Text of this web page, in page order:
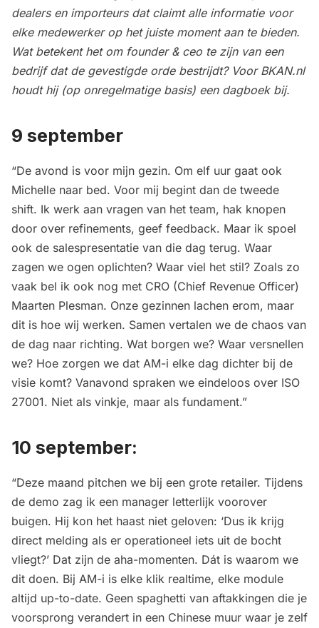
dealers en importeurs dat claimt alle informatie voor
elke medewerker op het juiste moment aan te bieden.
Wat betekent het om founder & ceo te zijn van een
bedrijf dat de gevestigde orde bestrijdt? Voor BKAN.nl
houdt hij (op onregelmatige basis) een dagboek bij.
9 september
“De avond is voor mijn gezin. Om elf uur gaat ook
Michelle naar bed. Voor mij begint dan de tweede
shift. Ik werk aan vragen van het team, hak knopen
door over refinements, geef feedback. Maar ik spoel
ook de salespresentatie van die dag terug. Waar
zagen we ogen oplichten? Waar viel het stil? Zoals zo
vaak bel ik ook nog met CRO (Chief Revenue Officer)
Maarten Plesman. Onze gezinnen lachen erom, maar
dit is hoe wij werken. Samen vertalen we de chaos van
de dag naar richting. Wat borgen we? Waar versnellen
we? Hoe zorgen we dat AM-i elke dag dichter bij de
visie komt? Vanavond spraken we eindeloos over ISO
27001. Niet als vinkje, maar als fundament.”
10 september:
“Deze maand pitchen we bij een grote retailer. Tijdens
de demo zag ik een manager letterlijk voorover
buigen. Hij kon het haast niet geloven: ‘Dus ik krijg
direct melding als er operationeel iets uit de bocht
vliegt?’ Dat zijn de aha-momenten. Dát is waarom we
dit doen. Bij AM-i is elke klik realtime, elke module
altijd up-to-date. Geen spaghetti van aftakkingen die je
voorsprong verandert in een Chinese muur waar je zelf